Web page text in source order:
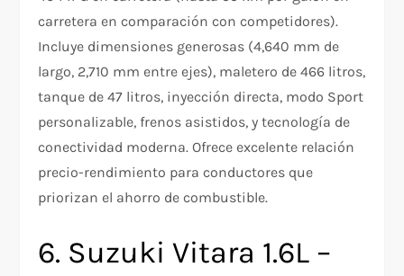
carretera en comparación con competidores).
Incluye dimensiones generosas (4,640 mm de
largo, 2,710 mm entre ejes), maletero de 466 litros,
tanque de 47 litros, inyección directa, modo Sport
personalizable, frenos asistidos, y tecnología de
conectividad moderna. Ofrece excelente relación
precio-rendimiento para conductores que
priorizan el ahorro de combustible.​
6. Suzuki Vitara 1.6L –